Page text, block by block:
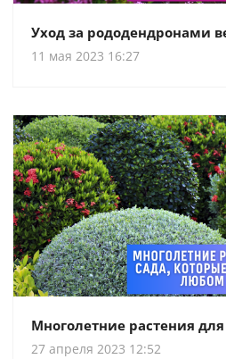
Уход за рододендронами
11 мая 2023 16:27
Многолетние растения
27 апреля 2023 12:52